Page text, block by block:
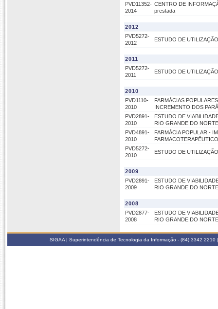
PVD11352-
2014
CENTRO DE
prestada
2012
PVD5272-
2012
ESTUDO DE
2011
PVD5272-
2011
ESTUDO DE
2010
PVD1110-
2010
FARMÁCIAS
INCREMENTO DOS
PVD2891-
2010
ESTUDO DE
RIO GRANDE DO
PVD4891-
2010
FARMÁCIA POPULAR -
PVD5272-
2010
ESTUDO DE
2009
PVD2891-
2009
ESTUDO DE
RIO GRANDE DO
2008
PVD2877-
2008
ESTUDO DE
RIO GRANDE DO NORTE
SIGAA | Superintendência de Tecnologia da Informação - (84) 3342